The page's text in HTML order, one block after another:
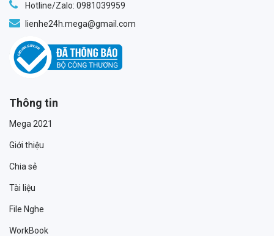
Hotline/Zalo: 0981039959
lienhe24h.mega@gmail.com
Thông tin
Mega 2021
Giới thiệu
Chia sẻ
Tài liệu
File Nghe
WorkBook